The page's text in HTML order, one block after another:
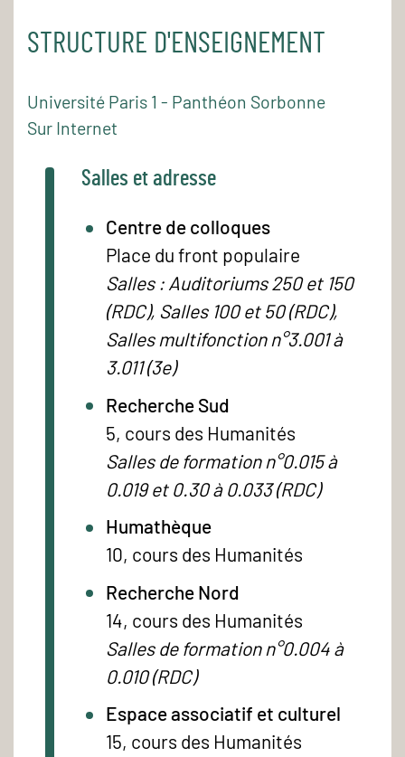
STRUCTURE D'ENSEIGNEMENT
Université Paris 1 - Panthéon Sorbonne
Sur Internet
Salles et adresse
Centre de colloques
Place du front populaire
Salles : Auditoriums 250 et 150
(RDC), Salles 100 et 50 (RDC),
Salles multifonction n°3.001 à
3.011 (3e)
Recherche Sud
5, cours des Humanités
Salles de formation n°0.015 à
0.019 et 0.30 à 0.033 (RDC)
Humathèque
10, cours des Humanités
Recherche Nord
14, cours des Humanités
Salles de formation n°0.004 à
0.010 (RDC)
Espace associatif et culturel
15, cours des Humanités